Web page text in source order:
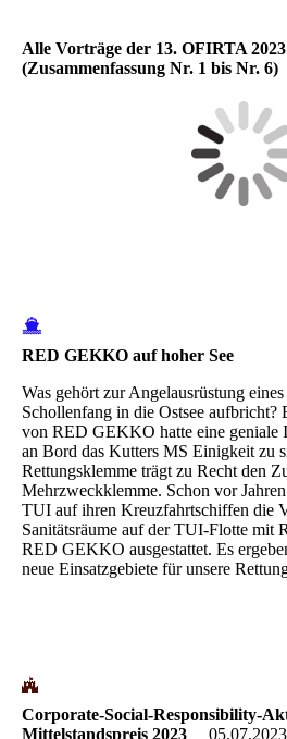
Alle Vorträge der 13. OFIRTA
(Zusammenfassung Nr. 1 bis Nr. 6)
RED GEKKO auf hoher See
Was gehört zur Angelausrüstung
Schollenfang in die Ostsee aufbricht?
von RED GEKKO hatte eine geniale
an Bord das Kutters MS Einigkeit zu
Rettungsklemme trägt zu Recht den
Mehrzweckklemme. Schon vor
TUI auf ihren Kreuzfahrtschiffen die
Sanitätsräume auf der TUI-Flotte mit
RED GEKKO ausgestattet. Es
neue Einsatzgebiete für unsere
Corporate-Social-Responsibility-
Mittelstandspreis 2023
05.07.2023